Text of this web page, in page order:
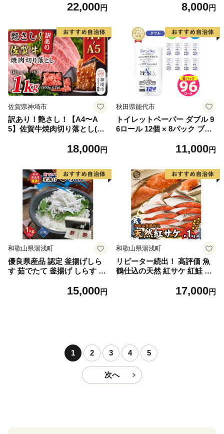
限定米 ブランド米 北海道米
送料無料 むせんまい 限定 贈
答 お試し
22,000円 8,000円
佐賀県神埼市
訳あり！艶さし！【A4〜A
5】佐賀牛焼肉切り落とし(肩
【肉 牛肉 ブランド牛 黒毛和
18,000円
秋田県能代市
トイレットペーパー ダブル 9
6ロール 12個 × 8パック ブラ
用品 消耗品 無香料 生活用品
11,000円
和歌山県湯浅町
優良県産品 認定 釜揚げしら
す 茹でたて 釜揚げ しらす 無
国産 海の幸 海鮮 魚介 紀州湯
15,000円
和歌山県湯浅町
リピーター続出！ 高評価 魚
鶴仕込の天然 紅サケ 紅鮭 鮭
レビュー高評価 小分け 真空
町 送料無料_G7317
17,000円
1 2 3 4 5
次へ